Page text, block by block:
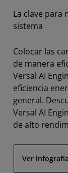
La clave
sistema
Colocar las
de manera
Versal AI
eficiencia
general.
Versal AI
de alto
Ver infografía